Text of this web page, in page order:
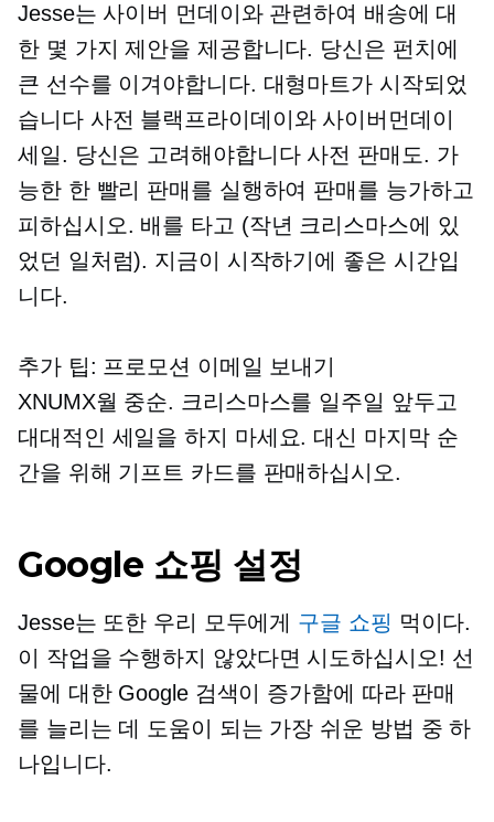
Jesse는 사이버 먼데이와 관련하여 배송에 대
한 몇 가지 제안을 제공합니다. 당신은 펀치에
큰 선수를 이겨야합니다. 대형마트가 시작되었
습니다 사전 블랙프라이데이와 사이버먼데이
세일. 당신은 고려해야합니다 사전 판매도. 가
능한 한 빨리 판매를 실행하여 판매를 능가하고
피하십시오. 배를 타고 (작년 크리스마스에 있
었던 일처럼). 지금이 시작하기에 좋은 시간입
니다.
추가 팁: 프로모션 이메일 보내기
XNUMX월 중순. 크리스마스를 일주일 앞두고
대대적인 세일을 하지 마세요. 대신 마지막 순
간을 위해 기프트 카드를 판매하십시오.
Google 쇼핑 설정
Jesse는 또한 우리 모두에게 구글 쇼핑 먹이다.
이 작업을 수행하지 않았다면 시도하십시오! 선
물에 대한 Google 검색이 증가함에 따라 판매
를 늘리는 데 도움이 되는 가장 쉬운 방법 중 하
나입니다.